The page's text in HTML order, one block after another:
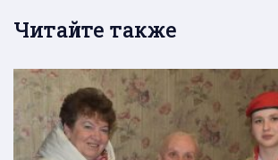
Читайте также